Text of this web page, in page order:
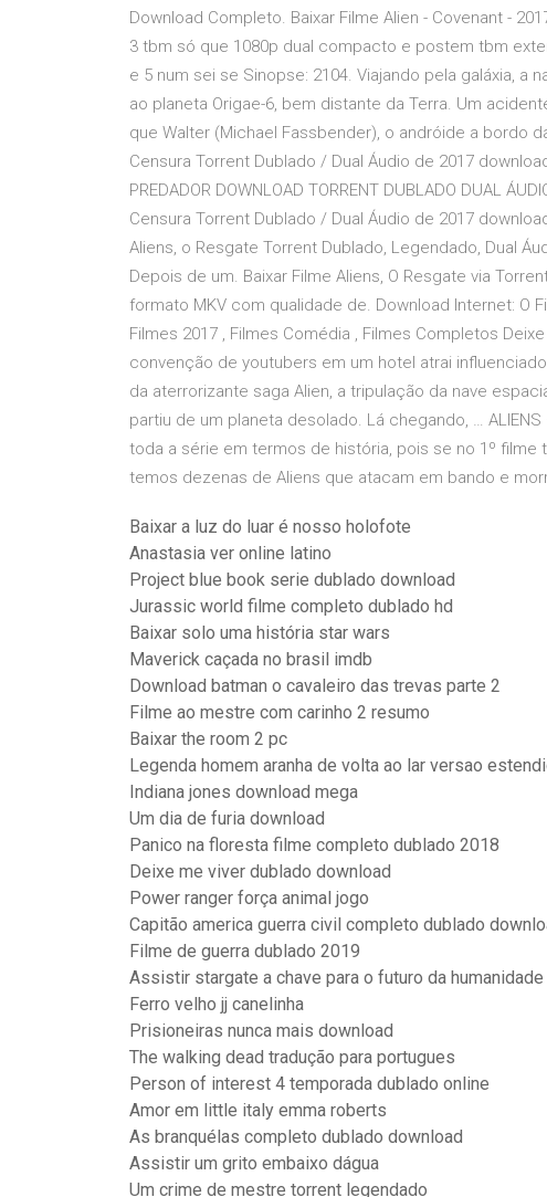
Download Completo. Baixar Filme Alien - Covenant -
3 tbm só que 1080p dual compacto e postem tbm
e 5 num sei se Sinopse: 2104. Viajando pela galáxia,
ao planeta Origae-6, bem distante da Terra. Um
que Walter (Michael Fassbender), o andróide a bordo
Censura Torrent Dublado / Dual Áudio de 2017
PREDADOR DOWNLOAD TORRENT DUBLADO DUAL
Censura Torrent Dublado / Dual Áudio de 2017 download
Aliens, o Resgate Torrent Dublado, Legendado, Dual
Depois de um. Baixar Filme Aliens, O Resgate via
formato MKV com qualidade de. Download Internet: O
Filmes 2017 , Filmes Comédia , Filmes Completos
convenção de youtubers em um hotel atrai
da aterrorizante saga Alien, a tripulação da nave
partiu de um planeta desolado. Lá chegando, …
toda a série em termos de história, pois se no 1º filme
temos dezenas de Aliens que atacam em bando e
Baixar a luz do luar é nosso holofote
Anastasia ver online latino
Project blue book serie dublado download
Jurassic world filme completo dublado hd
Baixar solo uma história star wars
Maverick caçada no brasil imdb
Download batman o cavaleiro das trevas parte 2
Filme ao mestre com carinho 2 resumo
Baixar the room 2 pc
Legenda homem aranha de volta ao lar versao
Indiana jones download mega
Um dia de furia download
Panico na floresta filme completo dublado 2018
Deixe me viver dublado download
Power ranger força animal jogo
Capitão america guerra civil completo dublado
Filme de guerra dublado 2019
Assistir stargate a chave para o futuro da
Ferro velho jj canelinha
Prisioneiras nunca mais download
The walking dead tradução para portugues
Person of interest 4 temporada dublado online
Amor em little italy emma roberts
As branquélas completo dublado download
Assistir um grito embaixo dágua
Um crime de mestre torrent legendado